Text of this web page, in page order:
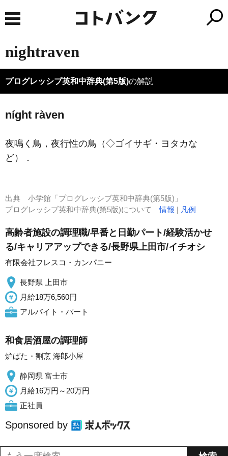
nightraven
プログレッシブ英和中辞典(第5版)の解説
níght ràven
夜鳴く鳥，夜行性の鳥（◇ゴイサギ・ヨタカな
ど）
．
出典 小学館「プログレッシブ英和中辞典(第5版)」
プログレッシブ英和中辞典(第5版)について情報 | 凡例
高齢者施設の調理職/早番と日勤パート/経験活かせ
る/キャリアアップできる/長野県上田市/イチオシ
有限会社フレスコ・カンパニー
長野県 上田市
月給18万6,560円
アルバイト・パート
和食居酒屋の調理師
炉ばた・割烹 海郎小屋
静岡県 富士市
月給16万円～20万円
正社員
Sponsored by